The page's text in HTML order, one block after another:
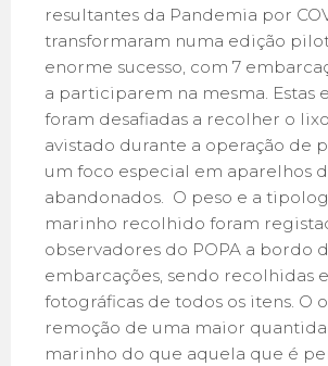
resultantes da Pandemia por
transformaram numa edição
enorme sucesso, com 7
a participarem na mesma. Estas
foram desafiadas a recolher o
avistado durante a operação de
um foco especial em aparelhos
abandonados. O peso e a
marinho recolhido foram
observadores do POPA a bordo
embarcações, sendo recolhidas
fotográficas de todos os itens. O
remoção de uma maior
marinho do que aquela que é